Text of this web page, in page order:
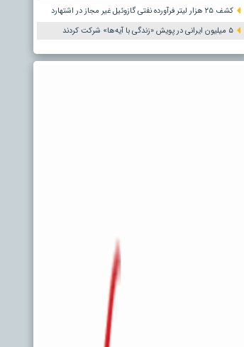
کشف ۲۵ هزار لیتر فرآورده نفتی گازوئیل غیر مجاز در اشتهارد
۵ میلیون ایرانی در پویش «زندگی با آیه‌ها» شرکت کردند